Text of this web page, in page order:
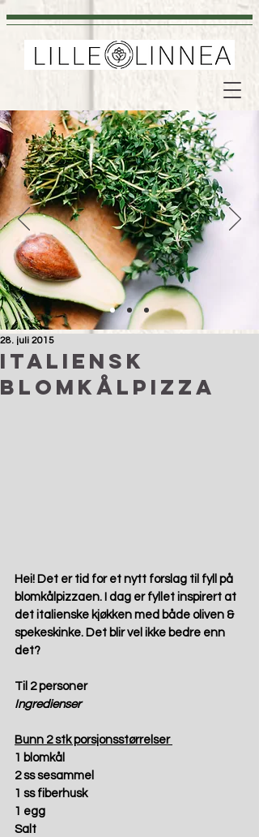
Italiensk
blomkålpizza
28. juli 2015
Hei! Det er tid for et nytt forslag til fyll på
blomkålpizzaen. I dag er fyllet inspirert at
det italienske kjøkken med både oliven &
spekeskinke. Det blir vel ikke bedre enn
det?
Til 2 personer
Ingredienser
Bunn 2 stk porsjonsstørrelser
1 blomkål
2 ss sesammel
1 ss fiberhusk
1 egg
Salt